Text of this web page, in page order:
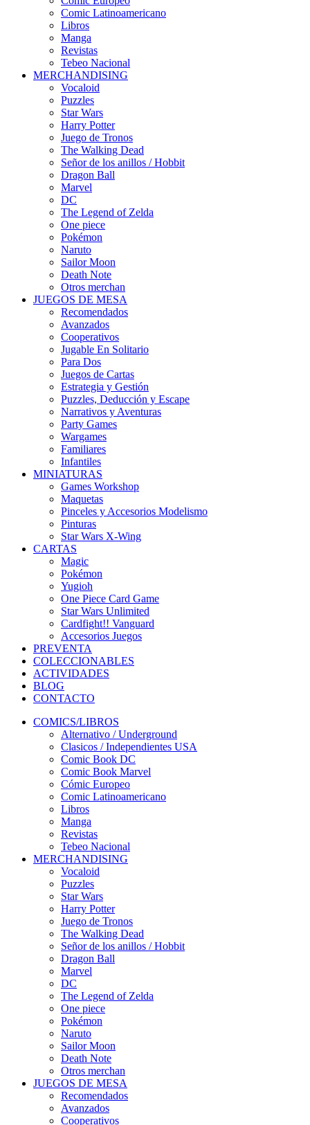
Comic Latinoamericano
Libros
Manga
Revistas
Tebeo Nacional
MERCHANDISING
Vocaloid
Puzzles
Star Wars
Harry Potter
Juego de Tronos
The Walking Dead
Señor de los anillos / Hobbit
Dragon Ball
Marvel
DC
The Legend of Zelda
One piece
Pokémon
Naruto
Sailor Moon
Death Note
Otros merchan
JUEGOS DE MESA
Recomendados
Avanzados
Cooperativos
Jugable En Solitario
Para Dos
Juegos de Cartas
Estrategia y Gestión
Puzzles, Deducción y Escape
Narrativos y Aventuras
Party Games
Wargames
Familiares
Infantiles
MINIATURAS
Games Workshop
Maquetas
Pinceles y Accesorios Modelismo
Pinturas
Star Wars X-Wing
CARTAS
Magic
Pokémon
Yugioh
One Piece Card Game
Star Wars Unlimited
Cardfight!! Vanguard
Accesorios Juegos
PREVENTA
COLECCIONABLES
ACTIVIDADES
BLOG
CONTACTO
COMICS/LIBROS
Alternativo / Underground
Clasicos / Independientes USA
Comic Book DC
Comic Book Marvel
Cómic Europeo
Comic Latinoamericano
Libros
Manga
Revistas
Tebeo Nacional
MERCHANDISING
Vocaloid
Puzzles
Star Wars
Harry Potter
Juego de Tronos
The Walking Dead
Señor de los anillos / Hobbit
Dragon Ball
Marvel
DC
The Legend of Zelda
One piece
Pokémon
Naruto
Sailor Moon
Death Note
Otros merchan
JUEGOS DE MESA
Recomendados
Avanzados
Cooperativos